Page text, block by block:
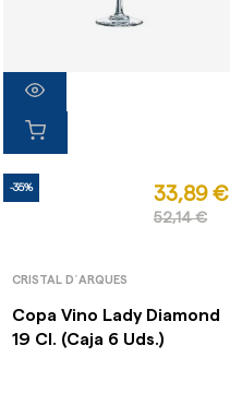
-35% 33,89 €
52,14 €
CRISTAL D´ARQUES
Copa Vino Lady Diamond
19 Cl. (Caja 6 Uds.)